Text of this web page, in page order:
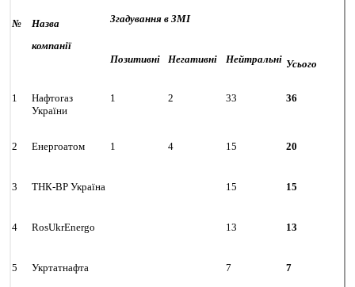
№
Назва
компанії
Згадування в ЗМІ
Позитивні Негативні Нейтральні Усього
1
Нафтогаз
України
1 2 33 36
2 Енергоатом 1 4 15 20
3 ТНК-ВР Україна 15 15
4 RosUkrEnergo 13 13
5 Укртатнафта 7 7